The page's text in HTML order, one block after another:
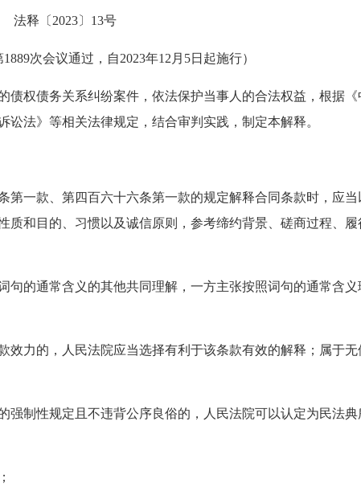
法释〔2023〕13号
次会议通过，自2023年12月5日起施行）
债权债务关系纠纷案件，依法保护当事人的合法权益，根据《
法》等相关法律规定，结合审判实践，制定本解释。
一款、第四百六十六条第一款的规定解释合同条款时，应当
质和目的、习惯以及诚信原则，参考缔约背景、磋商过程、履
句的通常含义的其他共同理解，一方主张按照词句的通常含义
效力的，人民法院应当选择有利于该条款有效的解释；属于无
制性规定且不违背公序良俗的，人民法院可以认定为民法典